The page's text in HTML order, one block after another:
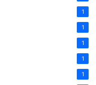
1
1
1
1
1